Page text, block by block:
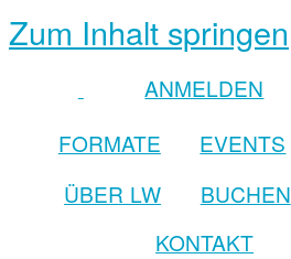
Zum Inhalt springen
ANMELDEN
FORMATE
EVENTS
ÜBER LW BUCHEN
KONTAKT